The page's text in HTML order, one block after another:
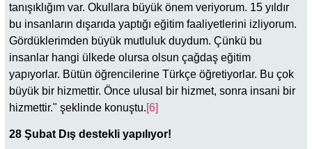
tanışıklığım var. Okullara büyük önem veriyorum. 15 yıldır
bu insanların dışarıda yaptığı eğitim faaliyetlerini izliyorum.
Gördüklerimden büyük mutluluk duydum. Çünkü bu
insanlar hangi ülkede olursa olsun çağdaş eğitim
yapıyorlar. Bütün öğrencilerine Türkçe öğretiyorlar. Bu çok
büyük bir hizmettir. Önce ulusal bir hizmet, sonra insani bir
hizmettir." şeklinde konuştu.[6]
28 Şubat Dış destekli yapılıyor!